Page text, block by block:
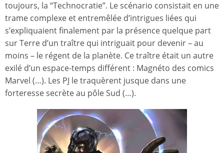
toujours, la “Technocratie”. Le scénario consistait en une
trame complexe et entremêlée d’intrigues liées qui
s’expliquaient finalement par la présence quelque part
sur Terre d’un traître qui intriguait pour devenir – au
moins – le régent de la planète. Ce traître était un autre
exilé d’un espace-temps différent : Magnéto des comics
Marvel (…). Les PJ le traquèrent jusque dans une
forteresse secrète au pôle Sud (…).